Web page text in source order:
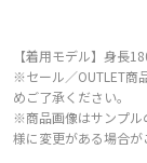
【着用モデル】身長
※セール／OUTLET商
めご了承ください。
※商品画像はサンプル
様に変更がある場合が